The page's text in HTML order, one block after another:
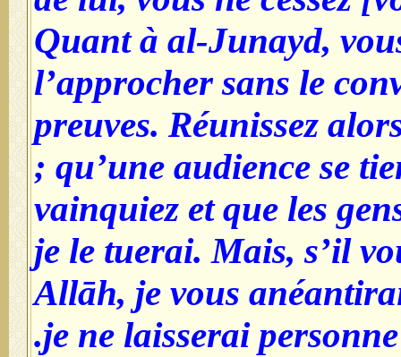
Quant à al-Junayd,
l’approcher sans le
preuves. Réunissez
; qu’une audience se
vainquiez et que les
je le tuerai. Mais, s’il
Allāh, je vous
je ne laisserai personne